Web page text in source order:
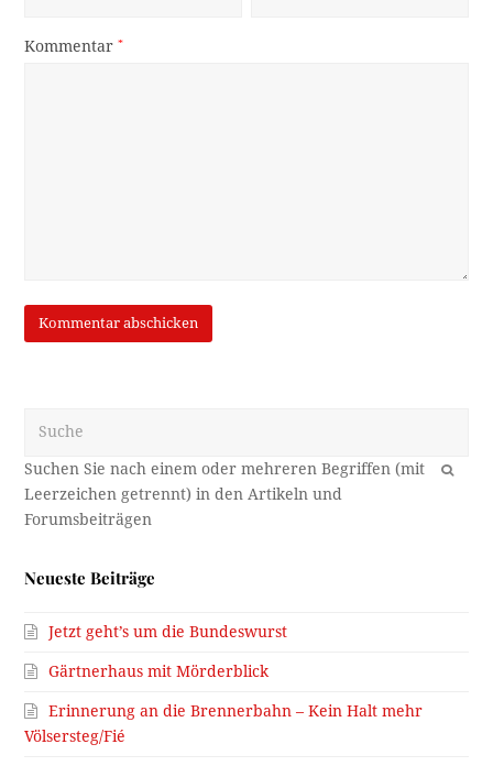
Kommentar*
OK
Neueste Beiträge
Jetzt geht’s um die Bundeswurst
Gärtnerhaus mit Mörderblick
Erinnerung an die Brennerbahn – Kein Halt mehr
Völsersteg/Fié